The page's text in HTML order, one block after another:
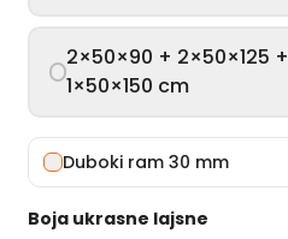
2×50×90 + 2×50×125 +
1×50×150 cm
Duboki ram 30 mm
Boja ukrasne lajsne